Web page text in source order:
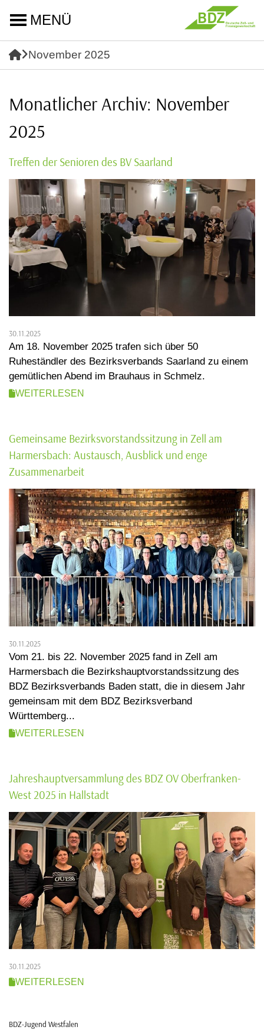
MENÜ
November 2025
Monatlicher Archiv: November
2025
Treffen der Senioren des BV Saarland
30.11.2025
Am 18. November 2025 trafen sich über 50
Ruheständler des Bezirksverbands Saarland zu einem
gemütlichen Abend im Brauhaus in Schmelz.
WEITERLESEN
Gemeinsame Bezirksvorstandssitzung in Zell am
Harmersbach: Austausch, Ausblick und enge
Zusammenarbeit
30.11.2025
Vom 21. bis 22. November 2025 fand in Zell am
Harmersbach die Bezirkshauptvorstandssitzung des
BDZ Bezirksverbands Baden statt, die in diesem Jahr
gemeinsam mit dem BDZ Bezirksverband
Württemberg...
WEITERLESEN
Jahreshauptversammlung des BDZ OV Oberfranken-
West 2025 in Hallstadt
30.11.2025
WEITERLESEN
BDZ-Jugend Westfalen